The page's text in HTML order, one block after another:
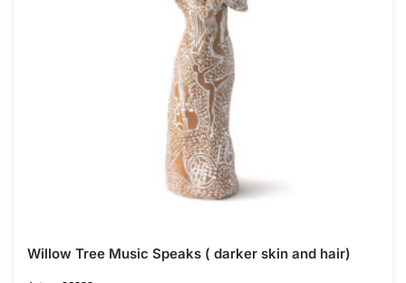
Willow Tree Music Speaks ( darker skin and hair)